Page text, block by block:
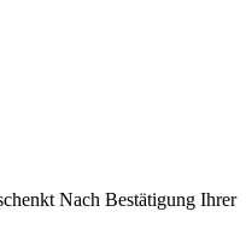
Nach Bestätigung Ihrer